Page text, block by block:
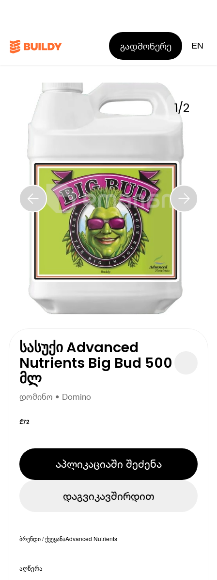
გადმოწერე EN
1/2
სასუქი Advanced
Nutrients Big Bud 500
მლ
დომინო • Domino
₾72
აპლიკაციაში შეძენა
დაგვიკავშირდით
ბრენდი / ქვეყანაAdvanced Nutrients
აღწერა